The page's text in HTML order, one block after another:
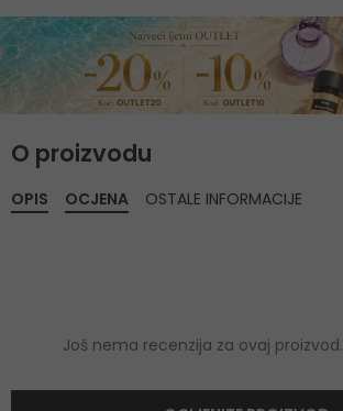
O proizvodu
OPIS OCJENA
Još nema recenzija za ovaj proizvod.
OSTALE INFORMACIJE